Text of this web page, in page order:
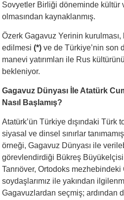
Sovyetler Birliği döneminde kültür
olmasından kaynaklanmış.
Özerk Gagavuz Yerinin
edilmesi(*) ve de Türkiye’nin son
manevi yatırımları ile Rus
bekleniyor.
Gagavuz Dünyası İle Atatürk
Nasıl Başlamış?
Atatürk’ün Türkiye dışındaki Türk
siyasal ve dinsel sınırlar
örneği, Gagavuz Dünyası ile
görevlendirdiği Bükreş
Tanrıöver, Ortodoks
soydaşlarımız ile yakından
Gagavuzlardan seçmiş; ardından